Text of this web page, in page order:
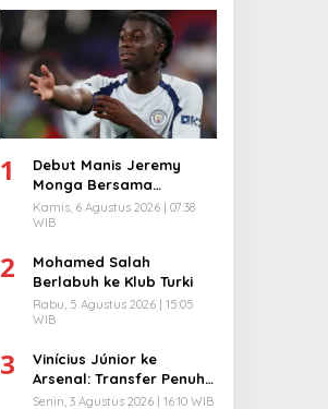
1
Debut Manis Jeremy
Monga Bersama
Manchester City
Kamis, 6 Agustus 2026 | 07:38
WIB
2
Mohamed Salah
Berlabuh ke Klub Turki
Rabu, 5 Agustus 2026 | 15:05
WIB
3
Vinícius Júnior ke
Arsenal: Transfer Penuh
Risiko
Senin, 3 Agustus 2026 | 16:10 WIB